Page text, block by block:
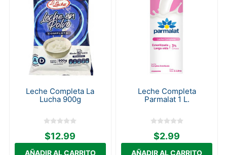
Leche Completa La
Lucha 900g
$12.99
Leche Completa
Parmalat 1 L.
$2.99